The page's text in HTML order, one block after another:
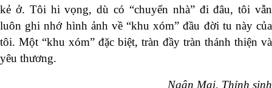
kẻ ở. Tôi hi vọng, dù có “chuyển nhà” đi đâu, tôi vẫn
luôn ghi nhớ hình ảnh về “khu xóm” đầu đời tu này của
tôi. Một “khu xóm” đặc biệt, tràn đầy tràn thánh thiện và
yêu thương.
Ngân Mai, Thỉnh sinh